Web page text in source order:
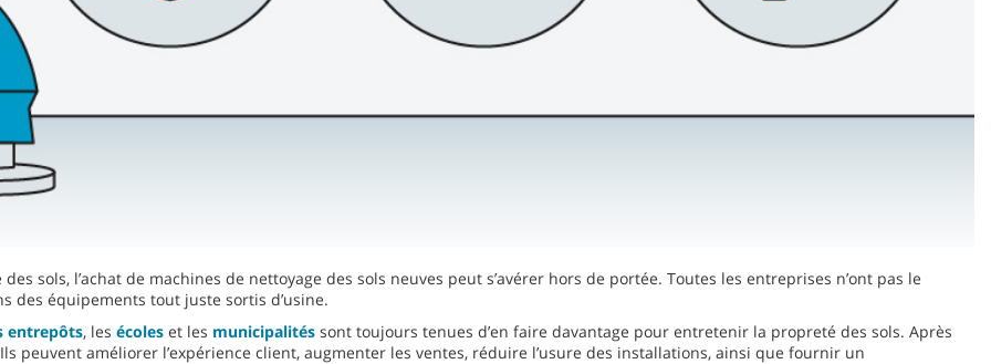
sols, l’achat de machines de nettoyage des sols neuves peut s’avérer hors de portée. Toutes les entreprises n’ont pas le
des équipements tout juste sortis d’usine.
entrepôts, les écoles et les municipalités sont toujours tenues d’en faire davantage pour entretenir la propreté des sols. Après
peuvent améliorer l’expérience client, augmenter les ventes, réduire l’usure des installations, ainsi que fournir un